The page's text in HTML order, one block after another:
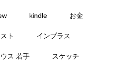
kindle お金
ト インプラス
ス 若手 スケッチ